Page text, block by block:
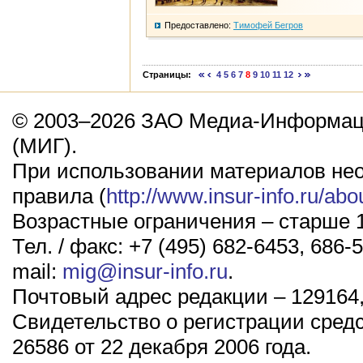
Предоставлено: Тимофей Бегров
Страницы: 4 5 6 7 8 9 10 11 12
© 2003–2026 ЗАО Медиа-
(МИГ).
При использовании материалов
правила (http://www.insur-info.ru/
Возрастные ограничения – старше
Тел. / факс: +7 (495) 682-6453, 686-
mail: mig@insur-info.ru.
Почтовый адрес редакции –
Свидетельство о регистрации
26586 от 22 декабря 2006 года.